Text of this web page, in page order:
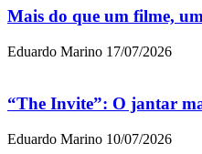
Mais do que um filme,
Eduardo Marino 17/07/2026
“The Invite”: O jantar
Eduardo Marino 10/07/2026